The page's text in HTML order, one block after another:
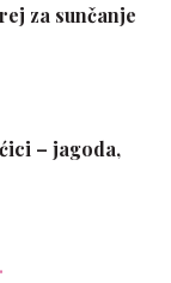
za sunčanje
– jagoda,